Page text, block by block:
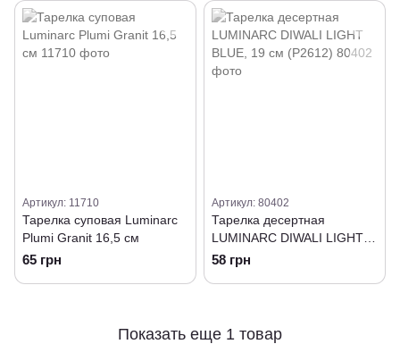
Артикул: 11710
Тарелка суповая Luminarc
Plumi Granit 16,5 см
65 грн
Артикул: 80402
Тарелка десертная
LUMINARC DIWALI LIGHT
BLUE, 19 см (P2612)
58 грн
Показать еще 1 товар